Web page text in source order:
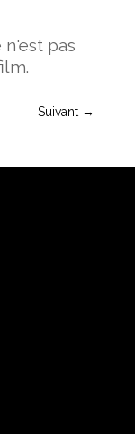
pas
Suivant →